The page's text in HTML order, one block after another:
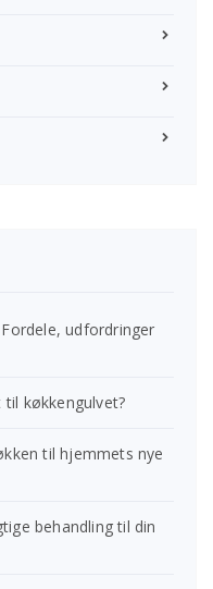
udfordringer
til køkkengulvet?
til hjemmets nye
behandling til din